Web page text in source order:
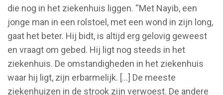
die nog in het ziekenhuis liggen. “Met Nayib, een
jonge man in een rolstoel, met een wond in zijn long,
gaat het beter. Hij bidt, is altijd erg gelovig geweest
en vraagt om gebed. Hij ligt nog steeds in het
ziekenhuis. De omstandigheden in het ziekenhuis
waar hij ligt, zijn erbarmelijk. [...] De meeste
ziekenhuizen in de strook zijn verwoest. De andere